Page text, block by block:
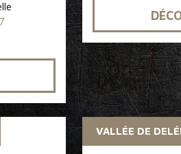
VALLÉE DE